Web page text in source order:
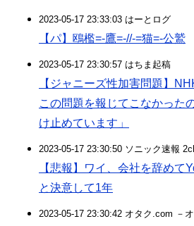
2023-05-17 23:33:03 はーとログ
【パ】鴎檻=-鷹=-//-=猫=-公鷲
2023-05-17 23:30:57 はちま起稿
【ジャニーズ性加害問題】
この問題を報じてこなかった
け止めています」
2023-05-17 23:30:50 ソニック速報
【悲報】ワイ、会社を辞めて
と決意して1年
2023-05-17 23:30:42 オタク.com －